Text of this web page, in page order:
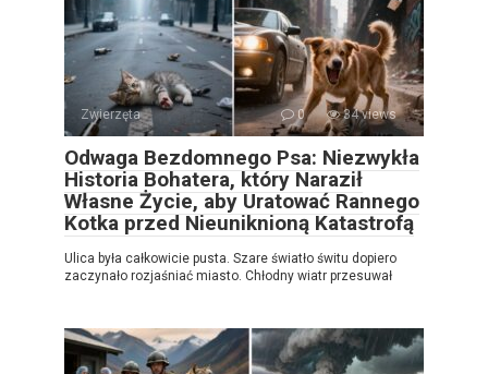
Zwierzęta 0 34 views
Odwaga Bezdomnego Psa: Niezwykła
Historia Bohatera, który Naraził
Własne Życie, aby Uratować Rannego
Kotka przed Nieuniknioną Katastrofą
Ulica była całkowicie pusta. Szare światło świtu dopiero
zaczynało rozjaśniać miasto. Chłodny wiatr przesuwał